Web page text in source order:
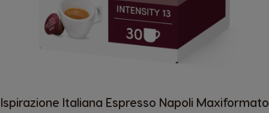
Ispirazione Italiana Espresso Napoli Maxiformato